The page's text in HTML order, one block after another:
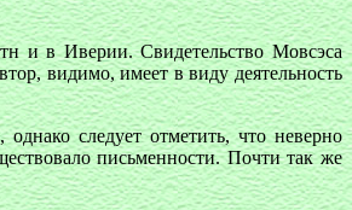
и в Иверии. Свидетельство Мовсэса
видимо, имеет в виду деятельность
следует отметить, что неверно
письменности. Почти так же